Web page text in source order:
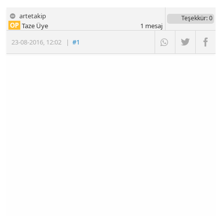
artetakip
23-08-2016, 12:02 |#1
OP Taze Üye
Teşekkür: 0
1 mesaj